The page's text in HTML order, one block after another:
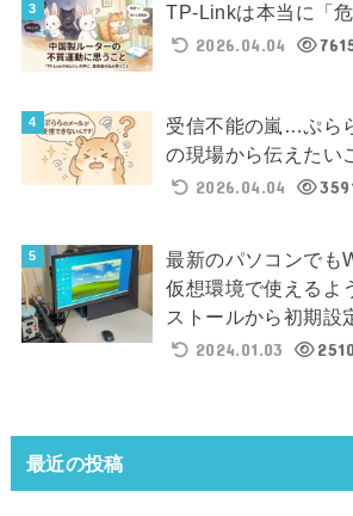
TP-Linkは本当に「
2026.04.04
受信不能の嵐…ぷら
の現場から伝えたい
2026.04.04
最新のパソコンでも
仮想環境で使えるよ
ストールから初期設
2024.01.03
最近の投稿